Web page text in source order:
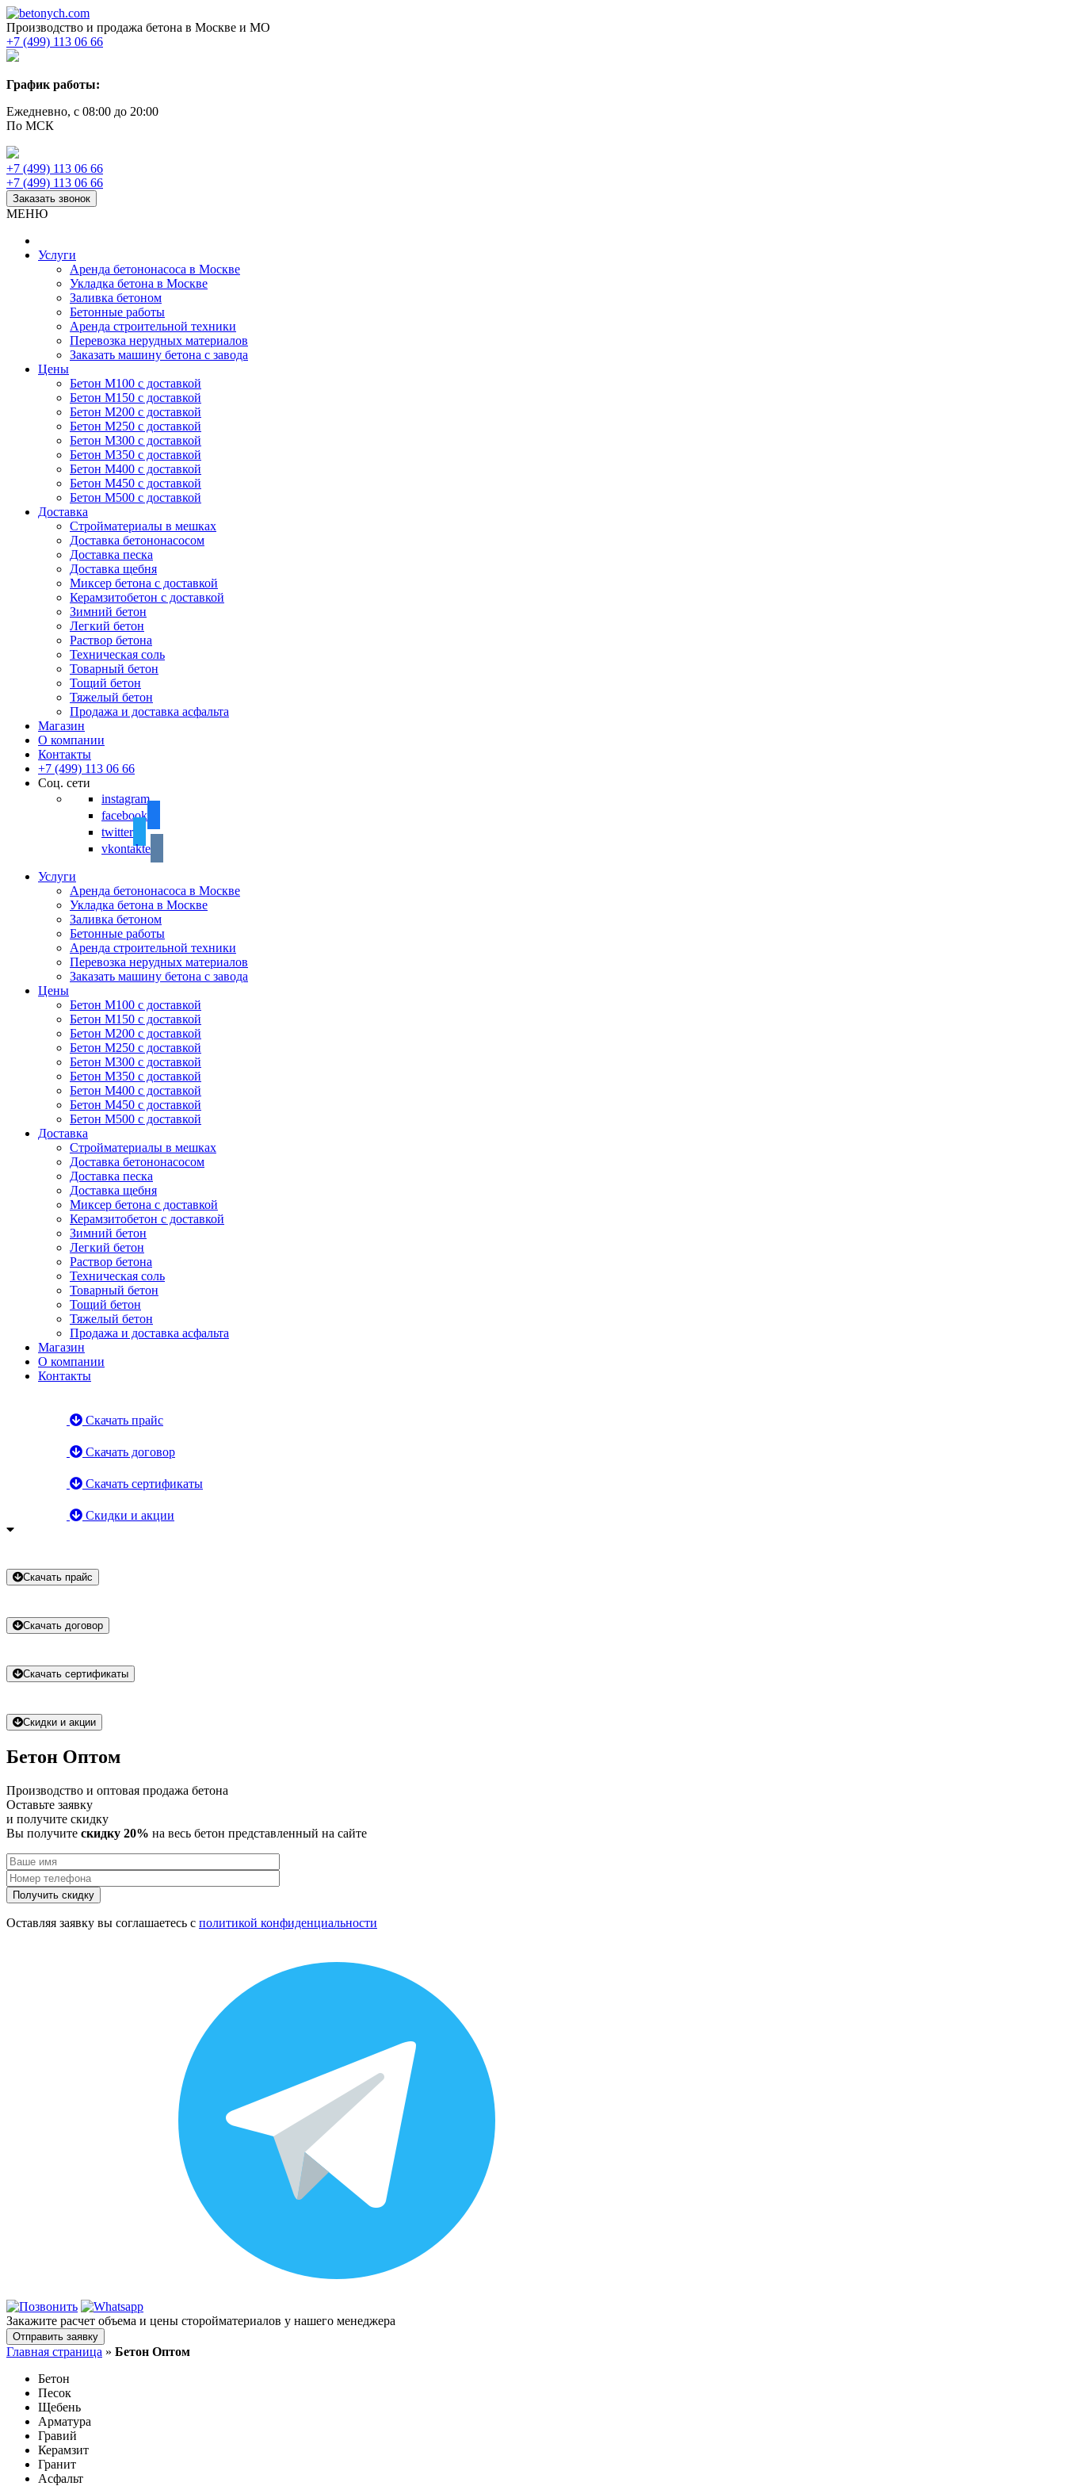
Производство и продажа бетона в Москве и МО
+7 (499) 113 06 66
График работы:
Ежедневно, с 08:00 до 20:00
По МСК
+7 (499) 113 06 66
+7 (499) 113 06 66
Заказать звонок
МЕНЮ
Услуги
Аренда бетононасоса в Москве
Укладка бетона в Москве
Заливка бетоном
Бетонные работы
Аренда строительной техники
Перевозка нерудных материалов
Заказать машину бетона с завода
Цены
Бетон М100 с доставкой
Бетон М150 с доставкой
Бетон М200 с доставкой
Бетон М250 с доставкой
Бетон М300 с доставкой
Бетон М350 с доставкой
Бетон М400 с доставкой
Бетон М450 с доставкой
Бетон М500 с доставкой
Доставка
Стройматериалы в мешках
Доставка бетононасосом
Доставка песка
Доставка щебня
Миксер бетона с доставкой
Керамзитобетон с доставкой
Зимний бетон
Легкий бетон
Раствор бетона
Техническая соль
Товарный бетон
Тощий бетон
Тяжелый бетон
Продажа и доставка асфальта
Магазин
О компании
Контакты
+7 (499) 113 06 66
Соц. сети
instagram
facebook
twitter
vkontakte
Услуги
Аренда бетононасоса в Москве
Укладка бетона в Москве
Заливка бетоном
Бетонные работы
Аренда строительной техники
Перевозка нерудных материалов
Заказать машину бетона с завода
Цены
Бетон М100 с доставкой
Бетон М150 с доставкой
Бетон М200 с доставкой
Бетон М250 с доставкой
Бетон М300 с доставкой
Бетон М350 с доставкой
Бетон М400 с доставкой
Бетон М450 с доставкой
Бетон М500 с доставкой
Доставка
Стройматериалы в мешках
Доставка бетононасосом
Доставка песка
Доставка щебня
Миксер бетона с доставкой
Керамзитобетон с доставкой
Зимний бетон
Легкий бетон
Раствор бетона
Техническая соль
Товарный бетон
Тощий бетон
Тяжелый бетон
Продажа и доставка асфальта
Магазин
О компании
Контакты
Скачать прайс
Скачать договор
Скачать сертификаты
Скидки и акции
Скачать прайс
Скачать договор
Скачать сертификаты
Скидки и акции
Бетон Оптом
Производство и оптовая продажа бетона
Оставьте заявку
и получите скидку
Вы получите скидку 20% на весь бетон представленный на сайте
Оставляя заявку вы соглашаетесь с политикой конфиденциальности
Закажите расчет объема и цены сторойматериалов у нашего менеджера
Отправить заявку
Главная страница » Бетон Оптом
Бетон
Песок
Щебень
Арматура
Гравий
Керамзит
Гранит
Асфальт